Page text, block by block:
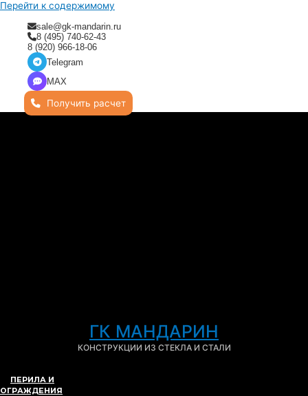
Перейти к содержимому
sale@gk-mandarin.ru
8 (495) 740-62-43
8 (920) 966-18-06
Telegram
MAX
Получить расчет
ГК МАНДАРИН
КОНСТРУКЦИИ ИЗ СТЕКЛА И СТАЛИ
ПЕРИЛА И
ОГРАЖДЕНИЯ